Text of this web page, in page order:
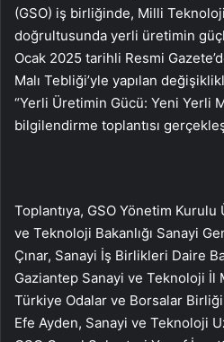
(GSO) iş birliğinde, Milli
doğrultusunda yerli üretimin
Ocak 2025 tarihli Resmi
Malı Tebliği’yle yapılan
“Yerli Üretimin Gücü: Yeni Yerli
bilgilendirme toplantısı
Toplantıya, GSO Yönetim
ve Teknoloji Bakanlığı Sanayi
Çınar, Sanayi İş Birlikleri Daire
Gaziantep Sanayi ve Teknoloji İl
Türkiye Odalar ve Borsalar
Efe Ayden, Sanayi ve Teknoloji